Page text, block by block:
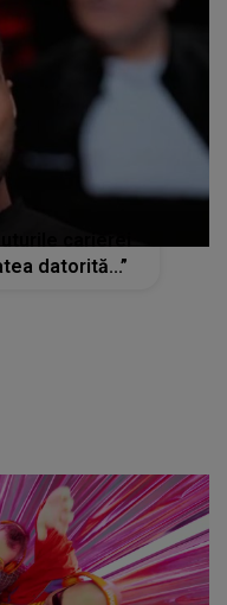
carierei
datorită...”